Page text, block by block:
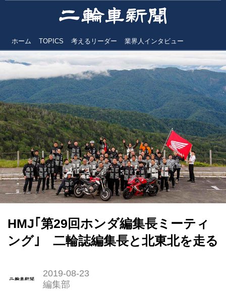
ホーム TOPICS 考えるリーダー 業界人インタビュー
HMJ｢第29回ホンダ編集長ミーティ
ング｣ 二輪誌編集長と北東北を走る
2019-08-23
編集部